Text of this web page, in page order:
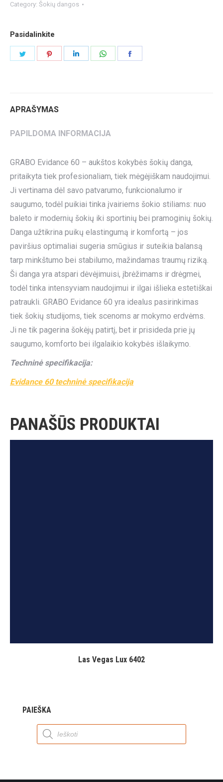
Category: Šokių dangos
Pasidalinkite
APRAŠYMAS
PAPILDOMA INFORMACIJA
GRABO Evidance 60 – aukštos kokybės šokių danga,
pritaikyta tiek profesionaliam, tiek mėgėjiškam naudojimui.
Ji vertinama dėl savo patvarumo, funkcionalumo ir
saugumo, todėl puikiai tinka įvairiems šokio stiliams: nuo
baleto ir modernių šokių iki sportinių bei pramoginių šokių.
Danga užtikrina puikų elastingumą ir komfortą – jos
paviršius optimaliai sugeria smūgius ir suteikia balansą
tarp minkštumo bei stabilumo, mažindamas traumų riziką.
Ši danga yra atspari dėvėjimuisi, įbrėžimams ir drėgmei,
todėl tinka intensyviam naudojimui ir ilgai išlieka estetiškai
patraukli. GRABO Evidance 60 yra idealus pasirinkimas
tiek šokių studijoms, tiek scenoms ar mokymo erdvėms.
Ji ne tik pagerina šokėjų patirtį, bet ir prisideda prie jų
saugumo, komforto bei ilgalaikio kokybės išlaikymo.
Techninė specifikacija:
Evidance 60 techninė specifikacija
PANAŠŪS PRODUKTAI
Las Vegas Lux 6402
PAIEŠKA
Products
search